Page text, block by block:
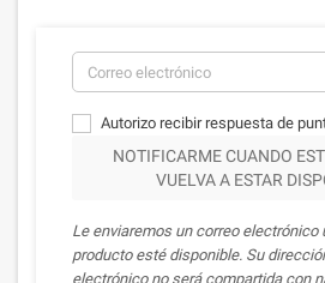
Autorizo recibir respuesta de
NOTIFICARME CUANDO
VUELVA A ESTAR
Le enviaremos un correo electrónico
producto esté disponible. Su
electrónico no será compartida con